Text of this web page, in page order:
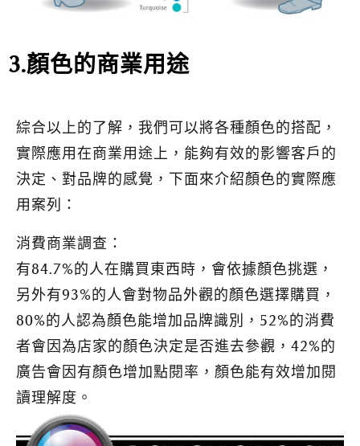
3.顏色的商業用途
綜合以上的了解，我們可以將各種顏色的搭配，
實際應用在商業用途上，能夠有效的影響客戶的
決定、對品牌的感覺，下面來介紹顏色的實際應
用案列：
消費商業調查：
有84.7%的人在購買東西時，會依據顏色挑選，
另外有93%的人會對物品外觀的顏色選擇購買，
80%的人認為顏色能增加品牌識別，52%的消費
者會因為店家的顏色決定是否進去參觀，42%的
廣告會因有顏色增加點閱率，顏色能有效增加閱
讀理解度。